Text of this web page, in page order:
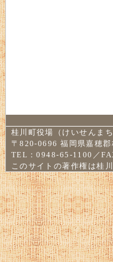
桂川町役場（けいせんまち
〒820-0696 福岡県嘉穂
TEL：0948-65-1100／
このサイトの著作権は桂